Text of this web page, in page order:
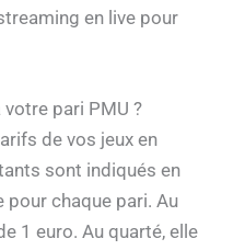
en live pour
pari PMU ?
de vos jeux en
sont indiqués en
chaque pari. Au
1 euro. Au quarté, elle